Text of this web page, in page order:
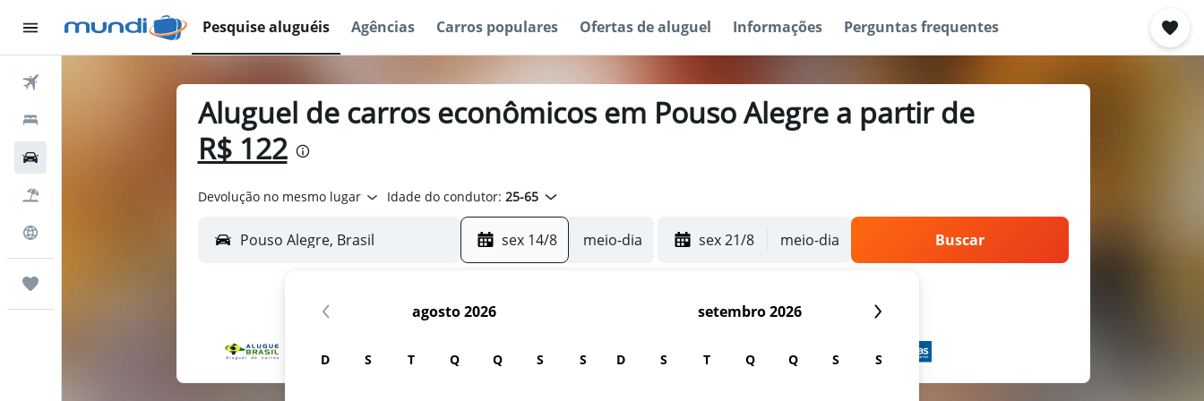
Pesquise aluguéis Agências Carros populares Ofertas de aluguel Informações Perguntas frequentes
Aluguel de carros econômicos em Pouso Alegre a partir de
R$ 122
Devolução no mesmo lugar Idade do condutor: 25-65
sex 14/8 meio-dia sex 21/8 meio-dia Buscar
agosto 2026
D S T Q Q S S
setembro 2026
D S T Q Q S S